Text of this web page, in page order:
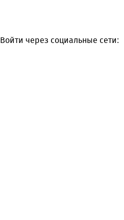
Войти через социальные сети: